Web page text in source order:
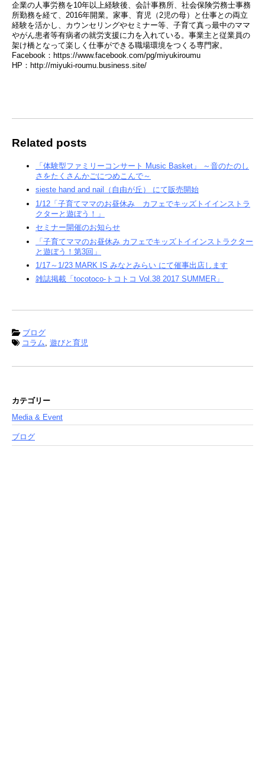
企業の人事労務を10年以上経験後、会計事務所、社会保険労務士事務
所勤務を経て、2016年開業。家事、育児（2児の母）と仕事との両立
経験を活かし、カウンセリングやセミナー等、子育て真っ最中のママ
やがん患者等有病者の就労支援に力を入れている。事業主と従業員の
架け橋となって楽しく仕事ができる職場環境をつくる専門家。
Facebook：https://www.facebook.com/pg/miyukiroumu
HP：http://miyuki-roumu.business.site/
Related posts
「体験型ファミリーコンサート Music Basket」 ～音のたのし
さをたくさんかごにつめこんで～
sieste hand and nail（自由が丘） にて販売開始
1/12「子育てママのお昼休み カフェでキッズトイインストラ
クターと遊ぼう！」
セミナー開催のお知らせ
「子育てママのお昼休み カフェでキッズトイインストラクター
と遊ぼう！第3回」
1/17～1/23 MARK IS みなとみらい にて催事出店します
雑誌掲載「tocotoco-トコトコ Vol.38 2017 SUMMER」
ブログ
コラム, 遊びと育児
カテゴリー
Media & Event
ブログ